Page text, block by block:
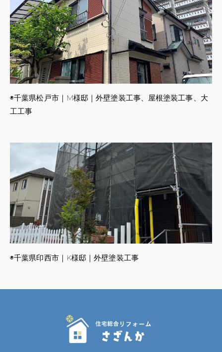
◉千葉県松戸市｜M様邸｜外壁塗装工事、屋根塗装工事、大
工工事
◉千葉県印西市｜K様邸｜外壁塗装工事